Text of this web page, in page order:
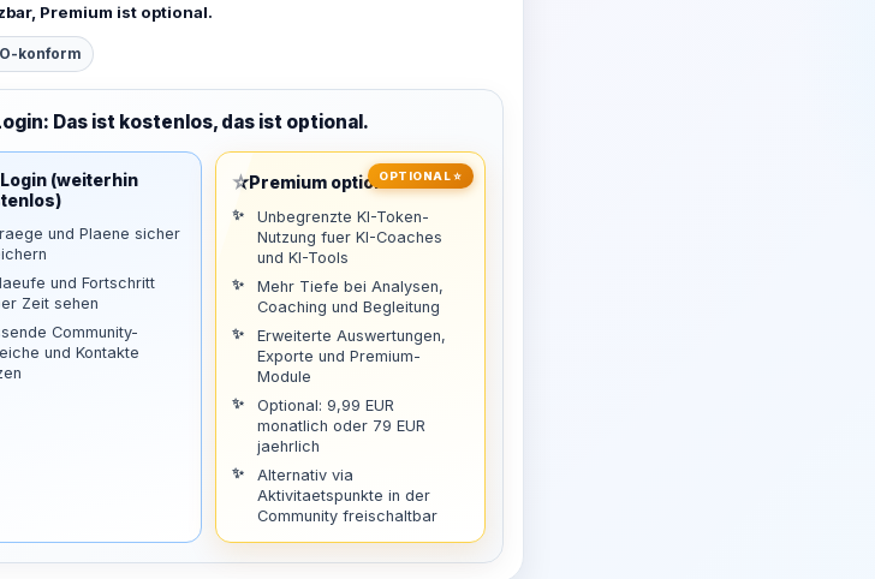
Premium ist optional.
konform
Das ist kostenlos, das ist optional.
(weiterhin
und Plaene sicher
und Fortschritt
Zeit sehen
Community-
und Kontakte
OPTIONAL ⭐
⭐Premium optional
Unbegrenzte KI-Token-
Nutzung fuer KI-Coaches
und KI-Tools
Mehr Tiefe bei Analysen,
Coaching und Begleitung
Erweiterte Auswertungen,
Exporte und Premium-
Module
Optional: 9,99 EUR
monatlich oder 79 EUR
jaehrlich
Alternativ via
Aktivitaetspunkte in der
Community freischaltbar